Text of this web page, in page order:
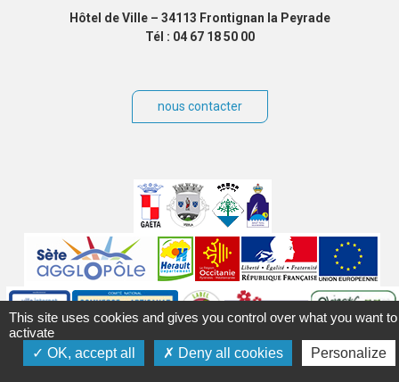
Hôtel de Ville – 34113 Frontignan la Peyrade
Tél : 04 67 18 50 00
nous contacter
partenaires
Labels
Autres
This site uses cookies and gives you control over what you want to
activate
OK, accept all
Deny all cookies Personalize